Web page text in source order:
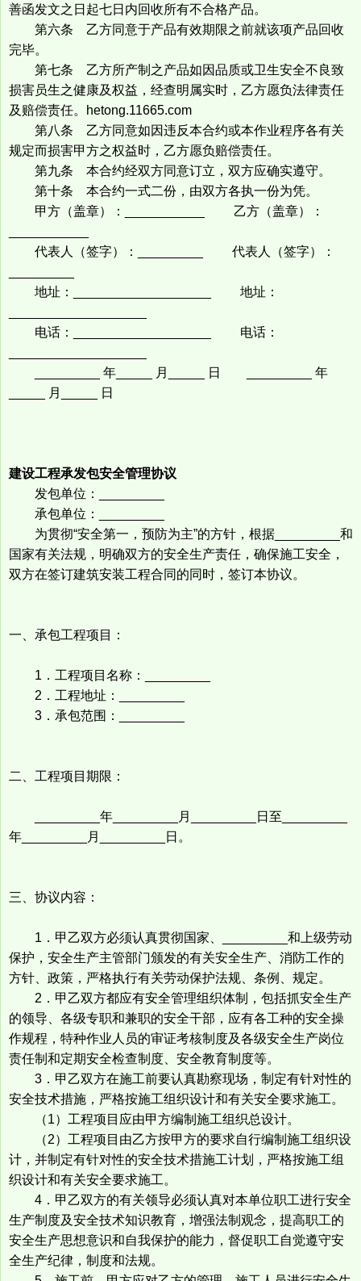
善函发文之日起七日内回收所有不合格产品。
第六条 乙方同意于产品有效期限之前就该项产品回收
完毕。
第七条 乙方所产制之产品如因品质或卫生安全不良致
损害员生之健康及权益，经查明属实时，乙方愿负法律责任
及赔偿责任。hetong.11665.com
第八条 乙方同意如因违反本合约或本作业程序各有关
规定而损害甲方之权益时，乙方愿负赔偿责任。
第九条 本合约经双方同意订立，双方应确实遵守。
第十条 本合约一式二份，由双方各执一份为凭。
甲方（盖章）：___________ 乙方（盖章）：
代表人（签字）：_________ 代表人（签字）：
地址：___________________ 地址：
电话：___________________ 电话：
_________ 年_____ 月_____ 日 _________ 年
_____ 月_____ 日
建设工程承发包安全管理协议
发包单位：_________
承包单位：_________
为贯彻“安全第一，预防为主”的方针，根据_________和
国家有关法规，明确双方的安全生产责任，确保施工安全，
双方在签订建筑安装工程合同的同时，签订本协议。
一、承包工程项目：
1．工程项目名称：_________
2．工程地址：_________
3．承包范围：_________
二、工程项目期限：
_________年_________月_________日至_________
年_________月_________日。
三、协议内容：
1．甲乙双方必须认真贯彻国家、_________和上级劳动
保护，安全生产主管部门颁发的有关安全生产、消防工作的
方针、政策，严格执行有关劳动保护法规、条例、规定。
2．甲乙双方都应有安全管理组织体制，包括抓安全生产
的领导、各级专职和兼职的安全干部，应有各工种的安全操
作规程，特种作业人员的审证考核制度及各级安全生产岗位
责任制和定期安全检查制度、安全教育制度等。
3．甲乙双方在施工前要认真勘察现场，制定有针对性的
安全技术措施，严格按施工组织设计和有关安全要求施工。
（1）工程项目应由甲方编制施工组织总设计。
（2）工程项目由乙方按甲方的要求自行编制施工组织设
计，并制定有针对性的安全技术措施工计划，严格按施工组
织设计和有关安全要求施工。
4．甲乙双方的有关领导必须认真对本单位职工进行安全
生产制度及安全技术知识教育，增强法制观念，提高职工的
安全生产思想意识和自我保护的能力，督促职工自觉遵守安
全生产纪律，制度和法规。